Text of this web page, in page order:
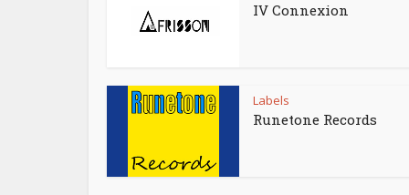
IV Connexion
Labels
Runetone Records